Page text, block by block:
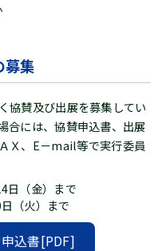
募集
協賛及び出展を募集してい
合には、協賛申込書、出展
Ｘ、E－mail等で実行委員
（金）まで
（火）まで
込書[PDF]